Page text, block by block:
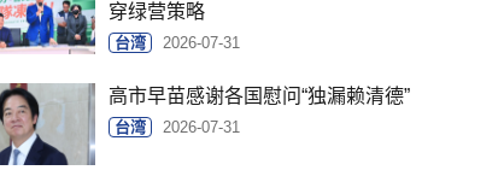
穿绿营策略
台湾 2026-07-31
高市早苗感谢各国慰问“独漏赖清德”
台湾 2026-07-31